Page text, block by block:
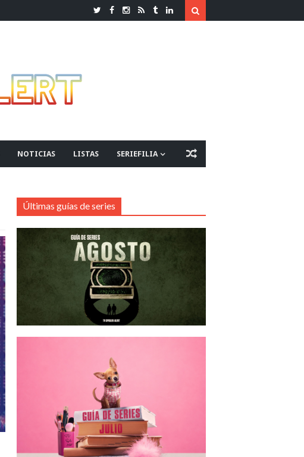
NOTICIAS LISTAS SERIEFILIA
Últimas guías de series